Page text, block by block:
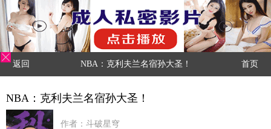
返回 NBA：克利夫兰名宿孙大圣！ 首页
NBA：克利夫兰名宿孙大圣！
作者：斗破星穹